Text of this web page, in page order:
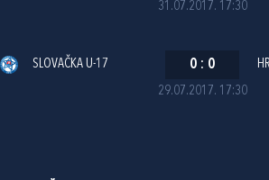
31.07.2017. 17:30
29.07.2017. 17:30
SLOVAČKA U-17 0 : 0